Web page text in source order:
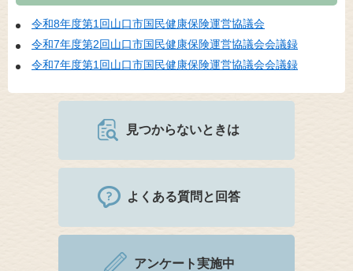
令和8年度第1回山口市国民健康保険運営協議会
令和7年度第2回山口市国民健康保険運営協議会会議録
令和7年度第1回山口市国民健康保険運営協議会会議録
見つからないときは
よくある質問と回答
アンケート実施中